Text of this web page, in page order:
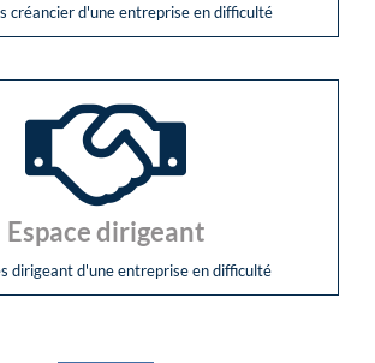
créancier d'une entreprise en difficulté
Espace dirigeant
dirigeant d'une entreprise en difficulté